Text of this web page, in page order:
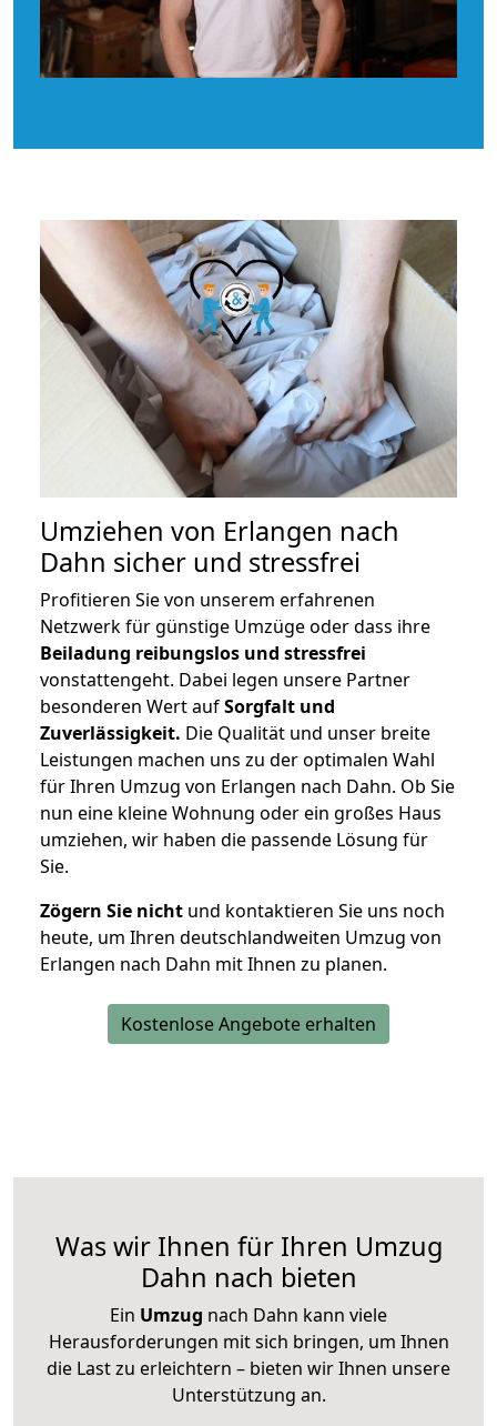
Umziehen von Erlangen nach
Dahn sicher und stressfrei
Profitieren Sie von unserem erfahrenen
Netzwerk für günstige Umzüge oder dass ihre
Beiladung reibungslos und stressfrei
vonstattengeht. Dabei legen unsere Partner
besonderen Wert aufSorgfalt und
Zuverlässigkeit. Die Qualität und unser breite
Leistungen machen uns zu der optimalen Wahl
für Ihren Umzug von Erlangen nach Dahn. Ob Sie
nun eine kleine Wohnung oder ein großes Haus
umziehen, wir haben die passende Lösung für
Sie.
Zögern Sie nicht und kontaktieren Sie uns noch
heute, um Ihren deutschlandweiten Umzug von
Erlangen nach Dahn mit Ihnen zu planen.
Kostenlose Angebote erhalten
Was wir Ihnen für Ihren Umzug
Dahn nach bieten
Ein Umzug nach Dahn kann viele
Herausforderungen mit sich bringen, um Ihnen
die Last zu erleichtern – bieten wir Ihnen unsere
Unterstützung an.